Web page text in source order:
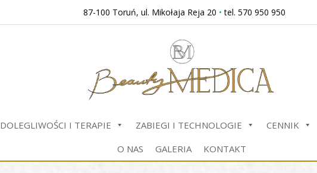
87-100 Toruń, ul. Mikołaja Reja 20 • tel. 570 950 950
DOLEGLIWOŚCI I TERAPIE ZABIEGI I TECHNOLOGIE CENNIK
O NAS
GALERIA KONTAKT